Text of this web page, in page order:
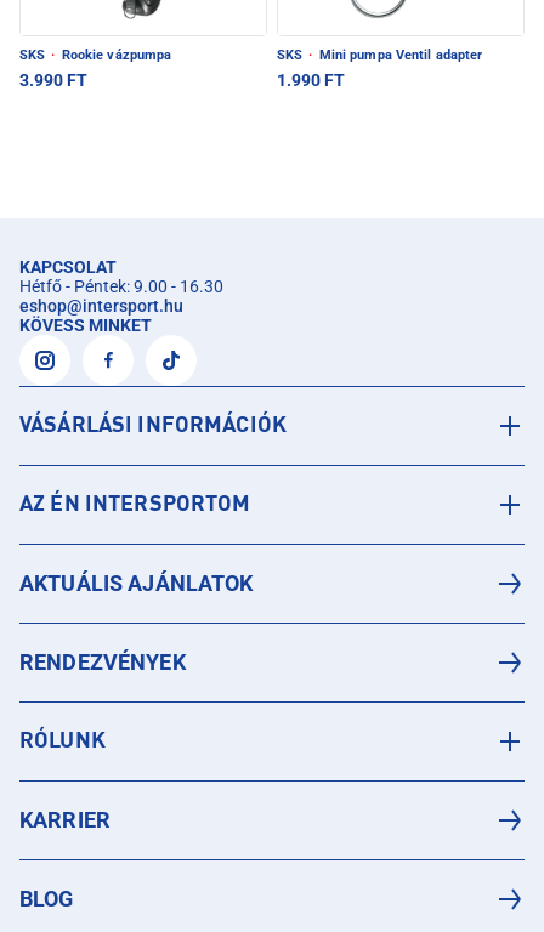
SKS · Rookie vázpumpa
3.990 FT
SKS · Mini pumpa Ventil adapter
1.990 FT
KAPCSOLAT
Hétfő - Péntek: 9.00 - 16.30
eshop@intersport.hu
KÖVESS MINKET
VÁSÁRLÁSI INFORMÁCIÓK
AZ ÉN INTERSPORTOM
AKTUÁLIS AJÁNLATOK
RENDEZVÉNYEK
RÓLUNK
KARRIER
BLOG